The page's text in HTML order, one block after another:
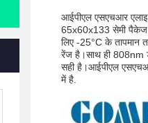
आईपीएल एसएचआर
65x60x133 सेमी पैकेज
लिए -25°C के
रेंज है।साथ ही 808nm
सही है।आईपीएल
में है.